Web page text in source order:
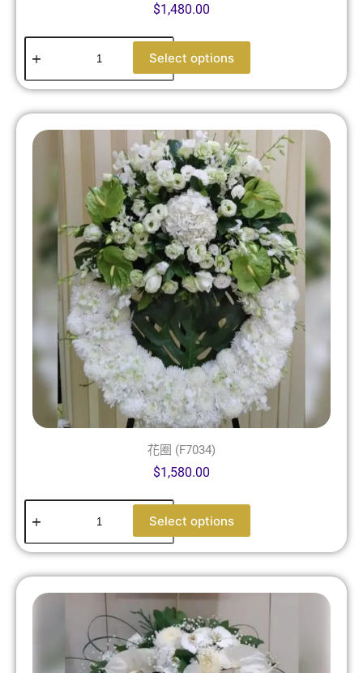
$1,480.00
Select options
花圈 (F7034)
$1,580.00
Select options